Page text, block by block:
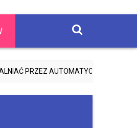
AUTOMATYCZNE